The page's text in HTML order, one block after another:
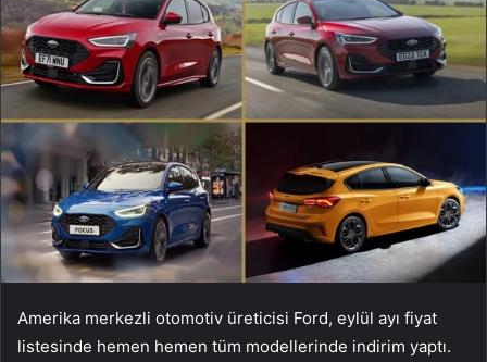
Amerika merkezli otomotiv üreticisi Ford, eylül ayı fiyat
listesinde hemen hemen tüm modellerinde indirim yaptı.